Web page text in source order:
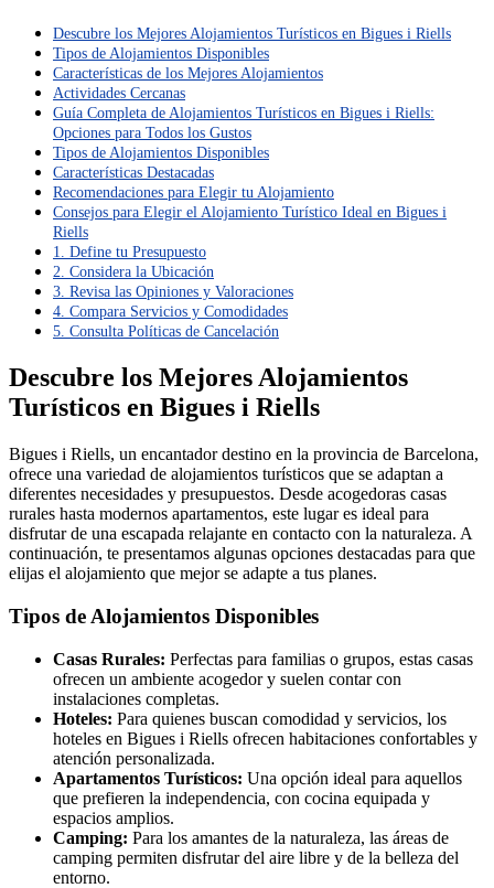
Descubre los Mejores Alojamientos Turísticos en Bigues i Riells
Tipos de Alojamientos Disponibles
Características de los Mejores Alojamientos
Actividades Cercanas
Guía Completa de Alojamientos Turísticos en Bigues i Riells:
Opciones para Todos los Gustos
Tipos de Alojamientos Disponibles
Características Destacadas
Recomendaciones para Elegir tu Alojamiento
Consejos para Elegir el Alojamiento Turístico Ideal en Bigues i
Riells
1. Define tu Presupuesto
2. Considera la Ubicación
3. Revisa las Opiniones y Valoraciones
4. Compara Servicios y Comodidades
5. Consulta Políticas de Cancelación
Descubre los Mejores Alojamientos
Turísticos en Bigues i Riells
Bigues i Riells, un encantador destino en la provincia de Barcelona,
ofrece una variedad de alojamientos turísticos que se adaptan a
diferentes necesidades y presupuestos. Desde acogedoras casas
rurales hasta modernos apartamentos, este lugar es ideal para
disfrutar de una escapada relajante en contacto con la naturaleza. A
continuación, te presentamos algunas opciones destacadas para que
elijas el alojamiento que mejor se adapte a tus planes.
Tipos de Alojamientos Disponibles
Casas Rurales: Perfectas para familias o grupos, estas casas
ofrecen un ambiente acogedor y suelen contar con
instalaciones completas.
Hoteles: Para quienes buscan comodidad y servicios, los
hoteles en Bigues i Riells ofrecen habitaciones confortables y
atención personalizada.
Apartamentos Turísticos: Una opción ideal para aquellos
que prefieren la independencia, con cocina equipada y
espacios amplios.
Camping: Para los amantes de la naturaleza, las áreas de
camping permiten disfrutar del aire libre y de la belleza del
entorno.